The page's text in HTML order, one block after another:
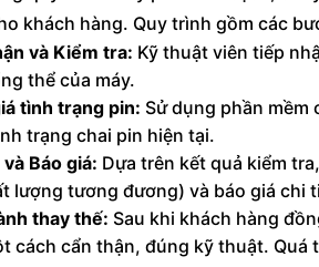
khách hàng. Quy trình gồm các
và Kiểm tra: Kỹ thuật viên tiếp
thể của máy.
tình trạng pin: Sử dụng phần
trạng chai pin hiện tại.
Báo giá: Dựa trên kết quả kiểm
lượng tương đương) và báo giá chi
thay thế: Sau khi khách hàng
cách cẩn thận, đúng kỹ thuật.